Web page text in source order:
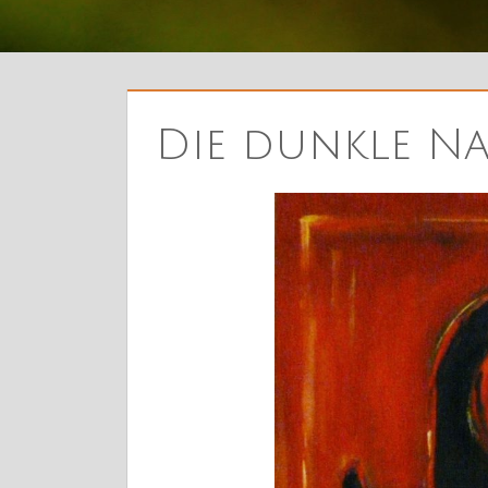
Die dunkle